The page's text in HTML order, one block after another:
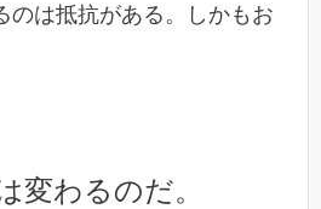
のは抵抗がある。しかもお
変わるのだ。